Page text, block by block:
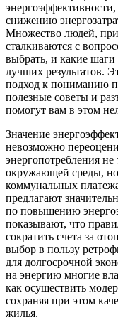
снижению
Множество людей,
сталкиваются с
выбрать, и какие
лучших результатов.
подход к пониманию
полезные советы и
помогут вам в этом
Значение
невозможно
энергопотребления не
окружающей среды,
коммунальных
предлагают
по повышению
показывают, что
сократить счета за
выбор в пользу
для долгосрочной
на энергию многие
как осуществить
сохраняя при этом
жилья.